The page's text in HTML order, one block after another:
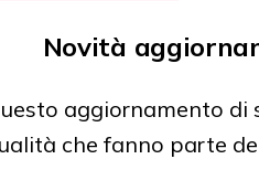
Novità
aggiornamento di
che fanno parte